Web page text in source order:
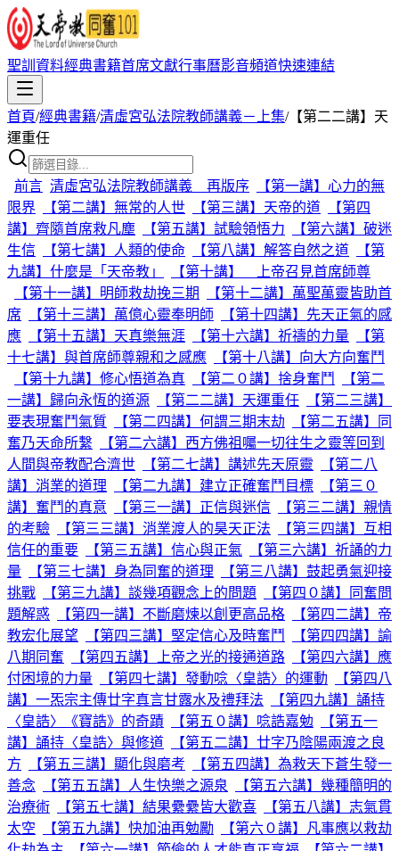
聖訓資料經典書籍首席文獻行事曆影音頻道快速連結
首頁/經典書籍/清虛宮弘法院教師講義－上集/【第二二講】天
運重任
前言 清虛宮弘法院教師講義 再版序
【第一講】心力的無
限界
【第二講】無常的人世 【第三講】天帝的道
【第四
講】齊隨首席救凡塵
【第五講】試驗領悟力
【第六講】破迷
生信
【第七講】人類的使命 【第八講】解答自然之道
【第
九講】什麼是「天帝教」
【第十講】 上帝召見首席師尊
【第十一講】明師救劫挽三期
【第十二講】萬聖萬靈皆助首
席
【第十三講】萬億心靈奉明師
【第十四講】先天正氣的感
應
【第十五講】天真樂無涯 【第十六講】祈禱的力量
【第
十七講】與首席師尊親和之感應
【第十八講】向大方向奮鬥
【第十九講】修心悟道為真
【第二０講】捨身奮鬥
【第二
一講】歸向永恆的道源
【第二二講】天運重任
【第二三講】
要表現奮鬥氣質
【第二四講】何謂三期末劫
【第二五講】同
奮乃天命所繫
【第二六講】西方佛祖囑一切往生之靈等回到
人間與帝教配合濟世
【第二七講】講述先天原靈
【第二八
講】消業的道理
【第二九講】建立正確奮鬥目標
【第三０
講】奮鬥的真意
【第三一講】正信與迷信
【第三二講】親情
的考驗
【第三三講】消業渡人的昊天正法
【第三四講】互相
信任的重要
【第三五講】信心與正氣
【第三六講】祈誦的力
量
【第三七講】身為同奮的道理
【第三八講】鼓起勇氣迎接
挑戰
【第三九講】談幾項觀念上的問題
【第四０講】同奮問
題解惑
【第四一講】不斷磨煉以創更高品格
【第四二講】帝
教宏化展望
【第四三講】堅定信心及時奮鬥
【第四四講】諭
八期同奮
【第四五講】上帝之光的接通道路
【第四六講】應
付困境的力量
【第四七講】發動唸〈皇誥〉的運動
【第四八
講】一炁宗主傳廿字真言甘露水及禮拜法
【第四九講】誦持
〈皇誥〉《寶誥》的奇蹟
【第五０講】唸誥嘉勉
【第五一
講】誦持〈皇誥〉與修道
【第五二講】廿字乃陰陽兩渡之良
方
【第五三講】顯化與磨考
【第五四講】為救天下蒼生發一
善念
【第五五講】人生快樂之源泉
【第五六講】幾種簡明的
治療術
【第五七講】結果纍纍皆大歡喜
【第五八講】志氣貫
太空
【第五九講】快加油再勉勵
【第六０講】凡事應以救劫